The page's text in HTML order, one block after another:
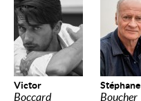
Victor
Boccard
Stéphane
Boucher